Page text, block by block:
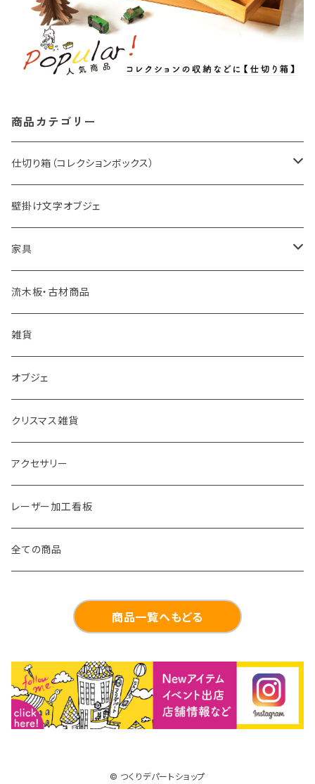
商品カテゴリー
仕切り箱（コレクションボックス）
仕切り箱（コレクションボックス）
仕切り箱【棚セット】
壁掛け文字オブジェ
家具
机・イス
棚
その他
流木板・古材商品
雑貨
オブジェ
クリスマス雑貨
アクセサリー
レーザー加工看板
全ての商品
商品一覧へもどる
© つくりデパートショップ